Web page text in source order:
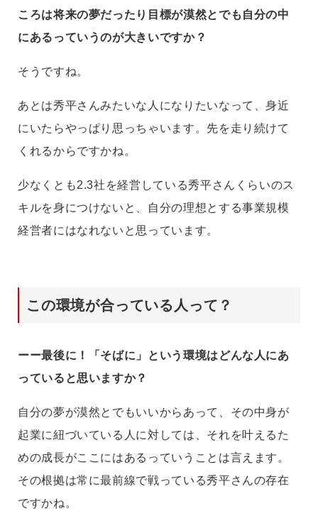
ころは将来の夢だったり目標が漠然とでも自分の中
にあるっていうのが大きいですか？
そうですね。
あとは秀平さんみたいな人になりたいなって、身近
にいたらやっぱり思っちゃいます。先を走り続けて
くれるからですかね。
少なくとも2.3社を経営している秀平さんくらいのス
キルを身につけないと、自分の理想とする事業規模
経営者にはなれないと思っています。
この環境が合っている人って？
ーー最後に！「そばに」という環境はどんな人にあ
っていると思いますか？
自分の夢が漠然とでもいいからあって、その中身が
起業に紐づいている人に対しては、それを叶えるた
めの成長がここにはあるっていうことは言えます。
その根拠は常に最前線で戦っている秀平さんの存在
ですかね。